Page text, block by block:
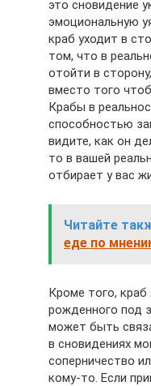
это сновидение
эмоциональную
краб уходит в
том, что в
отойти в
вместо того
Крабы в
способностью
видите, как он
то в вашей
отбирает у вас
Читайте
еде по
Кроме того, краб
рожденного под
может быть
в сновидениях
соперничество
кому-то. Если